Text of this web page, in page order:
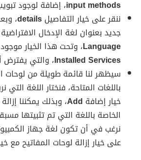
input methods، إضافة لوجود
ننقر على خيار التفاصيلdetails،
جديد بعنوان لغة الإدخال الافتراضية
Language، وتحت هذا الخيار
Installed Services، والتي يفترض
سيظهر لنا قائمة طويلة من لوحات
باللغات المتاحة، فنختار اللغة
خيار إضافة Add، وبذلك يمكننا
الخاصة باللغة التي تم تثبيتها
نرغب في أن تكون لغة جهاز
على خيار إزالة لوحات المفاتيح مع